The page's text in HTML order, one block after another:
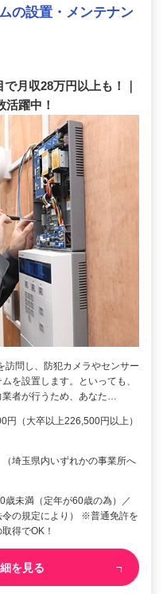
の設置・メンテナン
月収28万円以上も！｜
活躍中！
訪問し、防犯カメラやセンサー
を設置します。といっても、
者が行うため、あなた…
（大卒以上226,500円以上）
埼玉県内いずれかの事業所へ
歳未満（定年が60歳の為）／
の規定により） ※普通免許を
得でOK！
を見る